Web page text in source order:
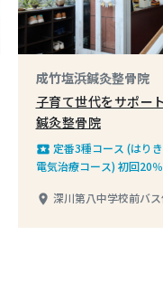
成竹塩浜鍼灸整骨院
子育て世代をサポー
鍼灸整骨院
local_play 定番3種コース (はりき
電気治療コース) 初回20
place 深川第八中学校前バ